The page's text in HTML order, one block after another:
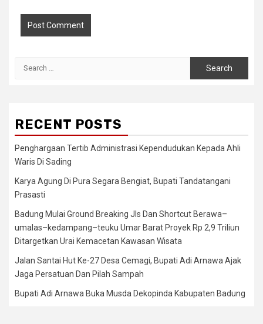
RECENT POSTS
Penghargaan Tertib Administrasi Kependudukan Kepada Ahli
Waris Di Sading
Karya Agung Di Pura Segara Bengiat, Bupati Tandatangani
Prasasti
Badung Mulai Ground Breaking Jls Dan Shortcut Berawa–
umalas–kedampang–teuku Umar Barat Proyek Rp 2,9 Triliun
Ditargetkan Urai Kemacetan Kawasan Wisata
Jalan Santai Hut Ke-27 Desa Cemagi, Bupati Adi Arnawa Ajak
Jaga Persatuan Dan Pilah Sampah
Bupati Adi Arnawa Buka Musda Dekopinda Kabupaten Badung